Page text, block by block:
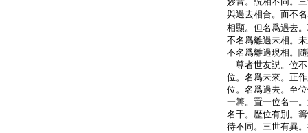
與過去相合。而不
相顯。但名爲過去
不名爲離過未相。
不名爲離過現相。
尊者世友説。位
位。名爲未來。正
位。名爲過去。至
一籌。置一位名一
名千。歴位有別。
待不同。三世有異